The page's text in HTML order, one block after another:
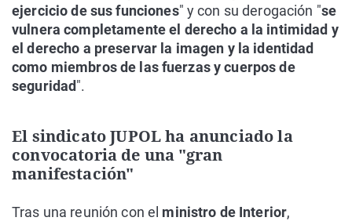
ejercicio de sus funciones" y con su derogación "se
vulnera completamente el derecho a la intimidad y
el derecho a preservar la imagen y la identidad
como miembros de las fuerzas y cuerpos de
seguridad".
El sindicato JUPOL ha anunciado la
convocatoria de una "gran
manifestación"
Tras una reunión con el ministro de Interior,